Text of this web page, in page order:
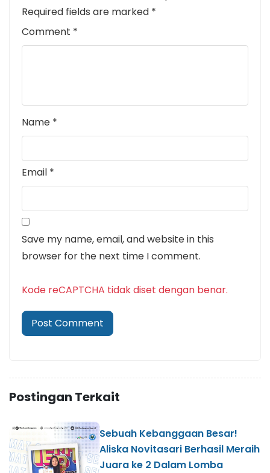
Required fields are marked *
Comment *
Name *
Email *
Save my name, email, and website in this
browser for the next time I comment.
Kode reCAPTCHA tidak diset dengan benar.
Postingan Terkait
Sebuah Kebanggaan Besar!
Aliska Novitasari Berhasil Meraih
Juara ke 2 Dalam Lomba